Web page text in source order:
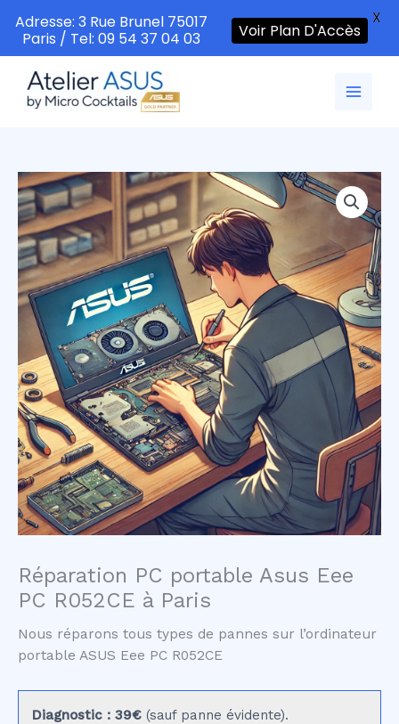
contenu
Réparation PC portable Asus Eee
PC R052CE à Paris
Nous réparons tous types de pannes sur l’ordinateur
portable ASUS Eee PC R052CE
Diagnostic : 39€ (sauf panne évidente).
Adresse: 3 Rue Brunel 75017
Paris / Tel: 09 54 37 04 03
Voir Plan D'Accès
X